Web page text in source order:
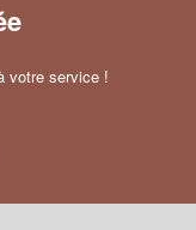
votre service !